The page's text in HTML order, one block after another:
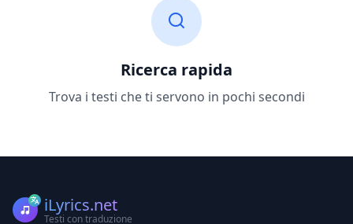
Ricerca rapida
Trova i testi che ti servono in pochi secondi
iLyrics.net
Testi con traduzione